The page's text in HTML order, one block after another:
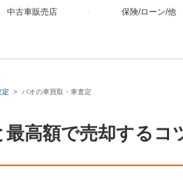
中古車販売店 保険/ローン/他
定 パオの車買取・車査定
高額で売却するコ